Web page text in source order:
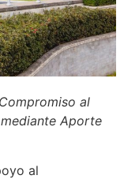
al
Aporte
al